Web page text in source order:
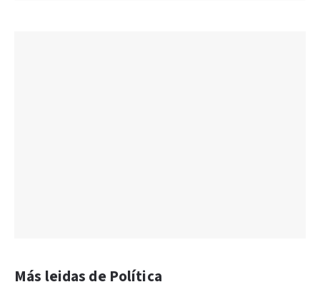
Más leidas de Política